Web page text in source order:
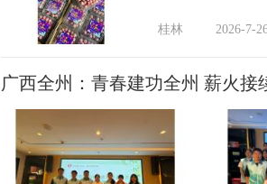
桂林 2026-7-
广西全州：青春建功全州 薪火接